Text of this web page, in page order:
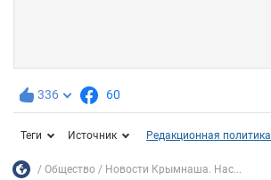
336 60
Теги Источник Редакционная политика
Общество Новости Крымнаша. Нас...